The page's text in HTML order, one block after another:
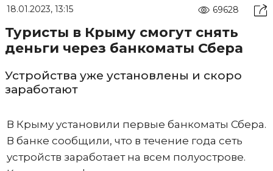
18.01.2023, 13:15 69628
Туристы в Крыму смогут снять
деньги через банкоматы Сбера
Устройства уже установлены и скоро
заработают
В Крыму установили первые банкоматы Сбера.
В банке сообщили, что в течение года сеть
устройств заработает на всем полуострове.